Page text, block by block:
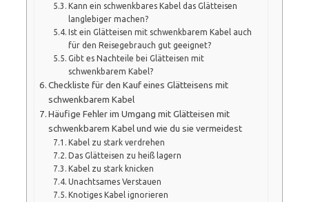
Kann ein schwenkbares Kabel das Glätteisen
langlebiger machen?
Ist ein Glätteisen mit schwenkbarem Kabel auch
für den Reisegebrauch gut geeignet?
Gibt es Nachteile bei Glätteisen mit
schwenkbarem Kabel?
Checkliste für den Kauf eines Glätteisens mit
schwenkbarem Kabel
Häufige Fehler im Umgang mit Glätteisen mit
schwenkbarem Kabel und wie du sie vermeidest
Kabel zu stark verdrehen
Das Glätteisen zu heiß lagern
Kabel zu stark knicken
Unachtsames Verstauen
Knotiges Kabel ignorieren